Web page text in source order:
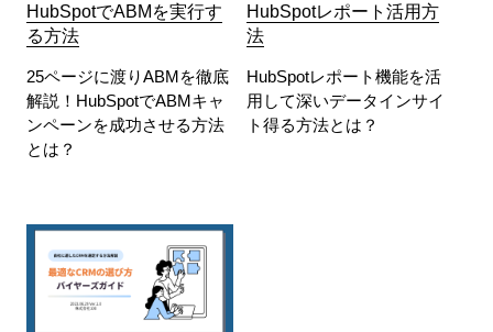
HubSpotでABMを実行す
る方法
25ページに渡りABMを徹底
解説！HubSpotでABMキャ
ンペーンを成功させる方法
とは？
HubSpotレポート活用方
法
HubSpotレポート機能を活
用して深いデータインサイ
ト得る方法とは？